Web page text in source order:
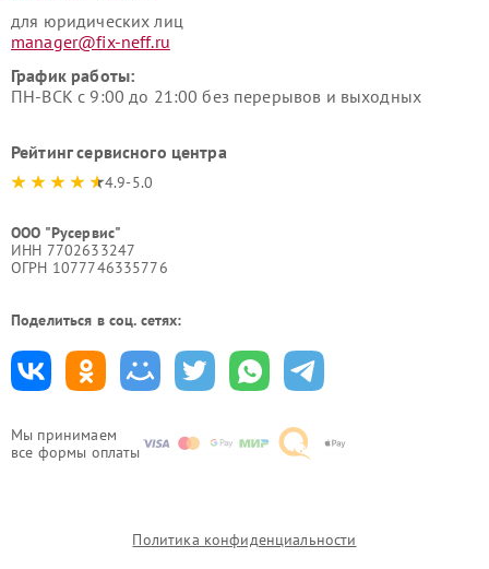
Мы принимаем
все формы оплаты
для юридических лиц
manager@fix-neff.ru
График работы:
ПН-ВСК с 9:00 до 21:00 без перерывов и выходных
Рейтинг сервисного центра
4.9-5.0
ООО "Русервис"
ИНН 7702633247
ОГРН 1077746335776
Поделиться в соц. сетях:
Политика конфиденциальности